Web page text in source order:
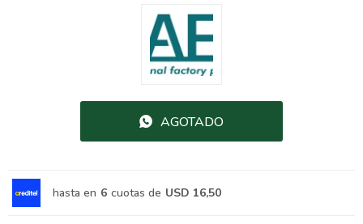
AGOTADO
hasta en 6 cuotas de USD 16,50